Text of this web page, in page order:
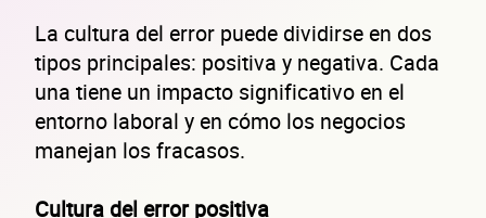
La cultura del error puede dividirse en dos
tipos principales: positiva y negativa. Cada
una tiene un impacto significativo en el
entorno laboral y en cómo los negocios
manejan los fracasos.
Cultura del error positiva